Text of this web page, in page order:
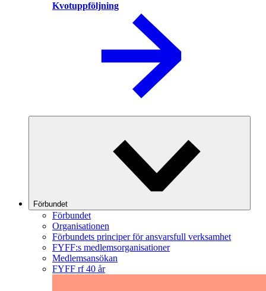
Kvotuppföljning
Förbundet
Förbundet
Organisationen
Förbundets principer för ansvarsfull verksamhet
FYFF:s medlemsorganisationer
Medlemsansökan
FYFF rf 40 år